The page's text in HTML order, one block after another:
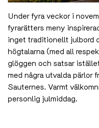
Under fyra veckor i
fyrarätters meny
inget traditionellt julbord
högtalarna (med all
glöggen och satsar
med några utvalda pärlor
Sauternes. Varmt
personlig julmiddag.